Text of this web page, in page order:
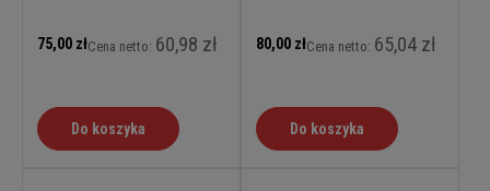
75,00 złCena netto: 60,98 zł
Do koszyka
80,00 złCena netto: 65,04 zł
Do koszyka